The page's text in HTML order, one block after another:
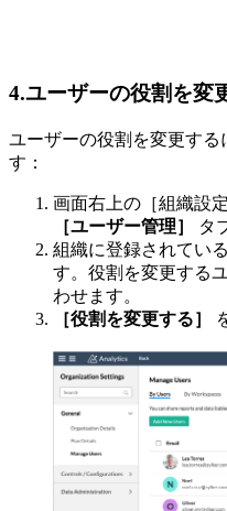
4.ユーザーの役割を変
ユーザーの役割を変更する
す：
画面右上の［組織設
［ユーザー管理］
タ
組織に登録されてい
す。役割を変更する
わせます。
［役割を変更する］